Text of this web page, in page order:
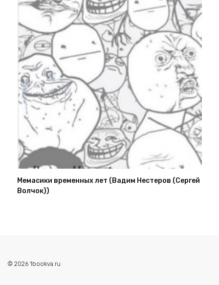
Мемасики временных лет (Вадим Нестеров (Сергей
Волчок))
© 2026 1bookva.ru